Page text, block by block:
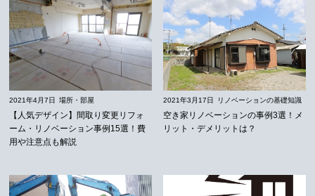
2021年4月7日 場所・部屋
【人気デザイン】間取り変更リフォ
ーム・リノベーション事例15選！費
用や注意点も解説
2021年3月17日 リノベーションの基礎知識
空き家リノベーションの事例3選！メ
リット・デメリットは？